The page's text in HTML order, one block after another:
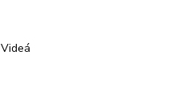
Videá